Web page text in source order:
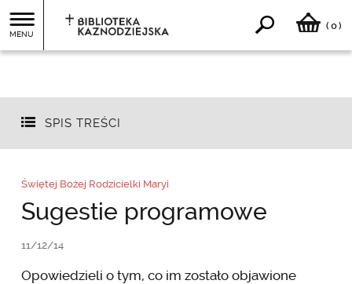
MENU
( 0)
SPIS TREŚCI
Świętej Bożej Rodzicielki Maryi
Sugestie programowe
11/12/14
Opowiedzieli o tym, co im zostało objawione